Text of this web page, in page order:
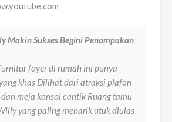
Makin Sukses Begini Penampakan
foyer di rumah ini punya
khas Dilihat dari atraksi plafon
meja konsol cantik Ruang tamu
yang paling menarik utuk diulas